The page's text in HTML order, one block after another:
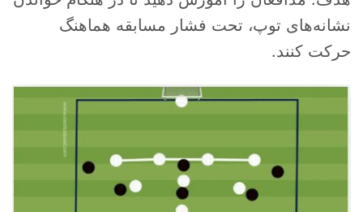
نشانه‌های توپ، تحت فشار مسابقه هماهنگ
حرکت کنند.